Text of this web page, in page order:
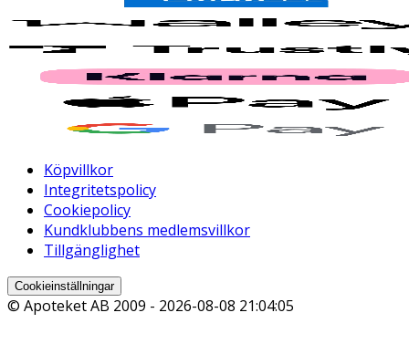
Köpvillkor
Integritetspolicy
Cookiepolicy
Kundklubbens medlemsvillkor
Tillgänglighet
Cookieinställningar
© Apoteket AB 2009 - 2026-08-08 21:04:05